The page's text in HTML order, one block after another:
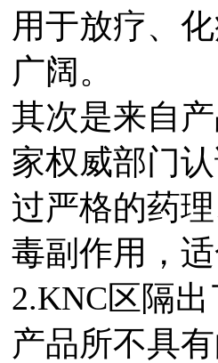
用于放疗、
广阔。
其次是来自
家权威部门
过严格的药
毒副作用，
2.KNC区隔
产品所不具